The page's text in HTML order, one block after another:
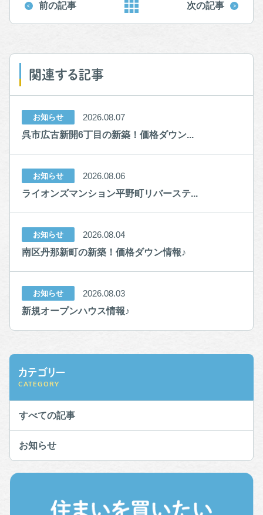
前の記事 次の記事
関連する記事
お知らせ
2026.08.07
呉市広古新開6丁目の新築！価格ダウン...
お知らせ
2026.08.06
ライオンズマンション平野町リバーステ...
お知らせ
2026.08.04
南区丹那新町の新築！価格ダウン情報♪
お知らせ
2026.08.03
新規オープンハウス情報♪
カテゴリー
CATEGORY
すべての記事
お知らせ